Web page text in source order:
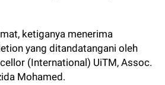
ketiganya menerima
yang ditandatangani oleh
(International) UiTM, Assoc.
Mohamed.